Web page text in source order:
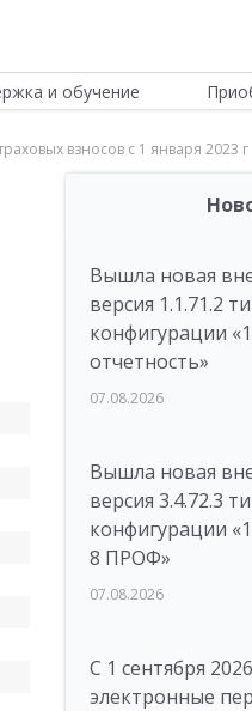
и обучение
взносов с 1 января 2023 г
Вышла новая
версия 1.1.71.2
конфигурации
отчетность»
07.08.2026
Вышла новая
версия 3.4.72.3
конфигурации
8 ПРОФ»
07.08.2026
С 1 сентября
электронные